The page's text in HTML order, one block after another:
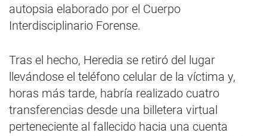
autopsia elaborado por el Cuerpo
Interdisciplinario Forense.
Tras el hecho, Heredia se retiró del lugar
llevándose el teléfono celular de la víctima y,
horas más tarde, habría realizado cuatro
transferencias desde una billetera virtual
perteneciente al fallecido hacia una cuenta